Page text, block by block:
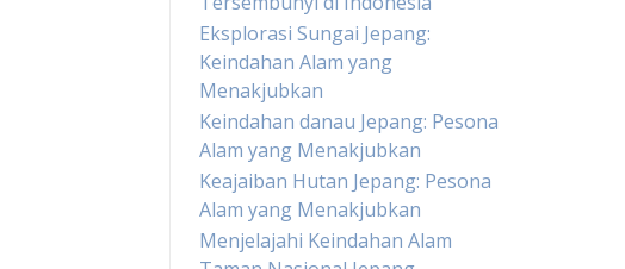
Eksplorasi Sungai Jepang:
Keindahan Alam yang
Menakjubkan
Keindahan danau Jepang: Pesona
Alam yang Menakjubkan
Keajaiban Hutan Jepang: Pesona
Alam yang Menakjubkan
Menjelajahi Keindahan Alam